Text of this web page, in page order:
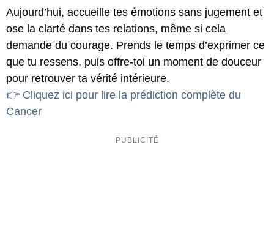
Aujourd’hui, accueille tes émotions sans jugement et
ose la clarté dans tes relations, même si cela
demande du courage. Prends le temps d’exprimer ce
que tu ressens, puis offre-toi un moment de douceur
pour retrouver ta vérité intérieure.
👉 Cliquez ici pour lire la prédiction complète du
Cancer